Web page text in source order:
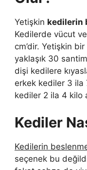
Yetişkin kedilerin
Kedilerde vücut
cm’dir. Yetişkin
yaklaşık 30
dişi kedilere
erkek kediler 3 ila
kediler 2 ila 4 kilo
Kediler
Kedilerin
seçenek bu